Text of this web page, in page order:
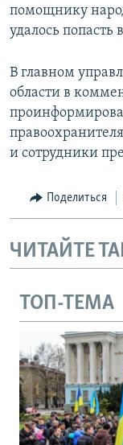
помощнику
удалось
В главном
области в
и сотрудники
Поделиться
ЧИТАЙТЕ
ТОП-ТЕМА